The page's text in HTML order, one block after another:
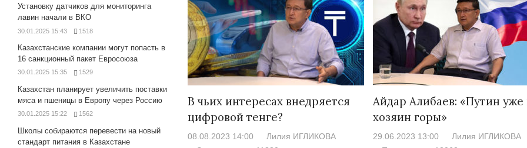
В чьих интересах внедряется
цифровой тенге?
08.08.2023 14:00
Лилия ИГЛИКОВА
Айдар Алибаев: «Путин уже
хозяин горы»
29.06.2023 13:00
Лилия ИГЛИКОВА
Установку датчиков для мониторинга
лавин начали в ВКО
30.01.2025 15:43 1518
Казахстанские компании могут попасть в
16 санкционный пакет Евросоюза
30.01.2025 15:35 1529
Казахстан планирует увеличить поставки
мяса и пшеницы в Европу через Россию
30.01.2025 15:22 1562
Школы собираются перевести на новый
стандарт питания в Казахстане